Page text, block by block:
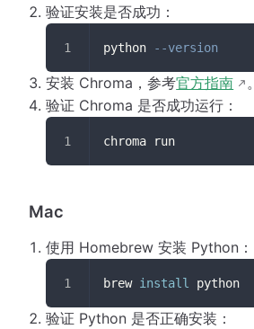
验证安装是否成功：
python --version
安装 Chroma，参考官方指南
。
验证 Chroma 是否成功运行：
chroma run
Mac
使用 Homebrew 安装 Python：
brew install python
验证 Python 是否正确安装：